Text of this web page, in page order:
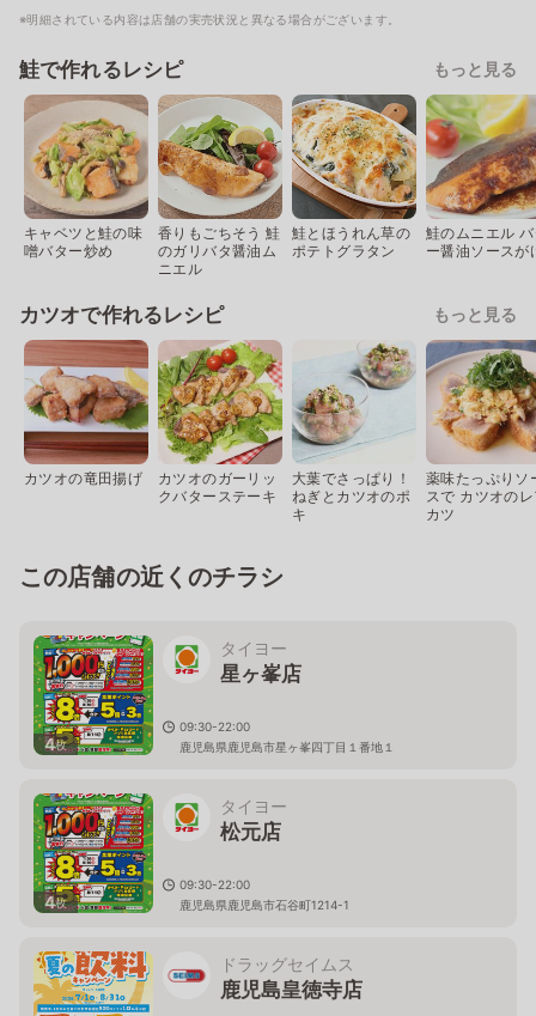
※明細されている内容は店舗の実売状況と異なる場合がございます。
鮭で作れるレシピ もっと見る
キャベツと鮭の味
噌バター炒め
香りもごちそう 鮭
のガリバタ醤油ム
ニエル
鮭とほうれん草の
ポテトグラタン
鮭のムニエル
ー醤油ソースが
カツオで作れるレシピ もっと見る
カツオの竜田揚げ
カツオのガーリッ
クバターステーキ
大葉でさっぱり！
ねぎとカツオのポ
キ
薬味たっぷりソ
スで カツオの
カツ
この店舗の近くのチラシ
4枚
タイヨー
星ヶ峯店
09:30-22:00
鹿児島県鹿児島市星ヶ峯四丁目１番地１
4枚
タイヨー
松元店
09:30-22:00
鹿児島県鹿児島市石谷町1214-1
ドラッグセイムス
鹿児島皇徳寺店